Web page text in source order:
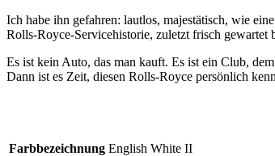
Ich habe ihn gefahren: lautlos, majestätisch, wie
Rolls-Royce-Servicehistorie, zuletzt frisch gewartet
Es ist kein Auto, das man kauft. Es ist ein Club,
Dann ist es Zeit, diesen Rolls-Royce persönlich
Farbbezeichnung English White II